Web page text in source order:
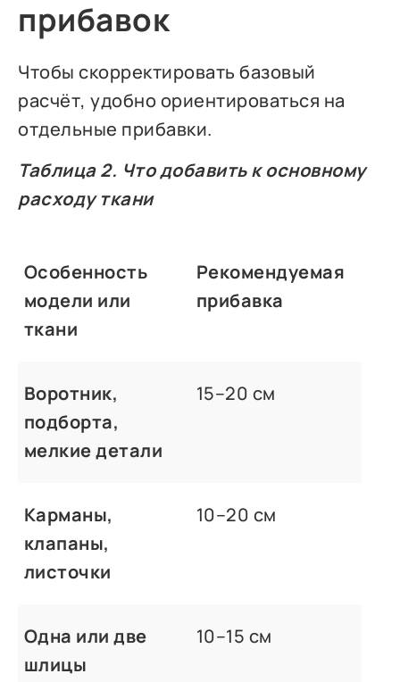
прибавок
Чтобы скорректировать базовый
расчёт, удобно ориентироваться на
отдельные прибавки.
Таблица 2. Что добавить к основному
расходу ткани
Особенность
модели или
ткани
Рекомендуемая
прибавка
Воротник,
подборта,
мелкие детали
15–20 см
Карманы,
клапаны,
листочки
10–20 см
Одна или две
шлицы
10–15 см